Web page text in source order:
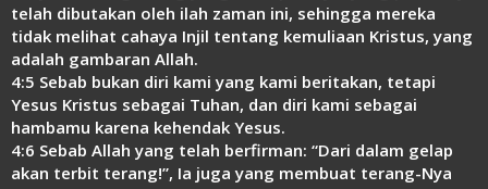
telah dibutakan oleh ilah zaman ini, sehingga mereka
tidak melihat cahaya Injil tentang kemuliaan Kristus, yang
adalah gambaran Allah.
4:5 Sebab bukan diri kami yang kami beritakan, tetapi
Yesus Kristus sebagai Tuhan, dan diri kami sebagai
hambamu karena kehendak Yesus.
4:6 Sebab Allah yang telah berfirman: “Dari dalam gelap
akan terbit terang!”, Ia juga yang membuat terang-Nya